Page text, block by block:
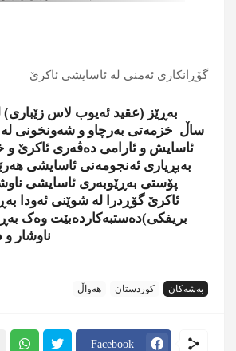
گۆڕانکاری ئەمنی لە ئاسایشی ئاکرێ
بەڕێز (عقید ئەیوب لاس
ساڵ خزمەتی بەرچاو و شەونخونی لە
ئاسایش و ئارامی دەڤەری ئاکرێ و
بەبڕیاری ئەنجومەنی ئاسایشی
پۆستی بەڕێوبەری ئاسایشی
ئاکرێ گۆڕدرا لە شوێنی ئەودا
بریفکی)دەستبەکاردەبێت وەک
ناوشار
بەشەکان کوردستان هەواڵ
Facebook